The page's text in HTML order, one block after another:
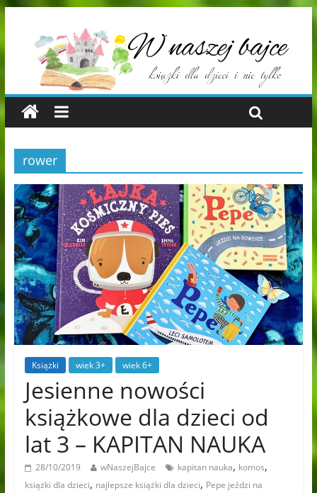
rower
Książki wiek 3+ wiek 6+
Jesienne nowości
książkowe dla dzieci od
lat 3 – KAPITAN NAUKA
28/10/2019 wNaszejBajce kapitan nauka, komos,
książki dla dzieci, najlepsze książki dla dzieci, Pepe jeździ na